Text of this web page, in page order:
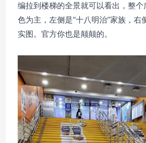
编拉到楼梯的全景就可以看出，整
色为主，左侧是“十八明治”家族，右
实图。官方你也是颠颠的。